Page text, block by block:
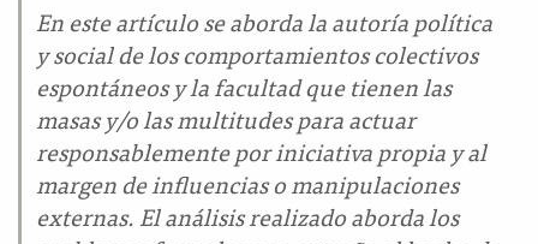
En este artículo se aborda la autoría política
y social de los comportamientos colectivos
espontáneos y la facultad que tienen las
masas y/o las multitudes para actuar
responsablemente por iniciativa propia y al
margen de influencias o manipulaciones
externas. El análisis realizado aborda los